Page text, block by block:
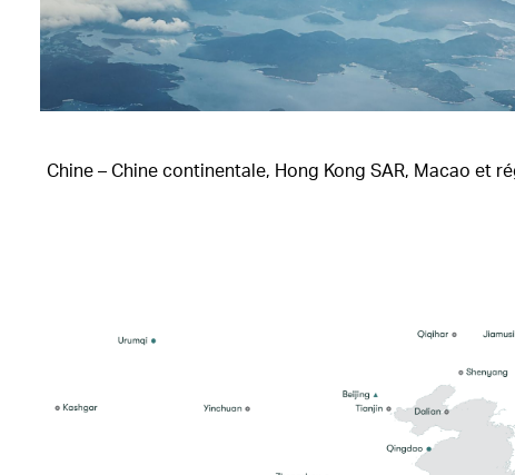
Chine – Chine continentale, Hong Kong SAR, Macao et